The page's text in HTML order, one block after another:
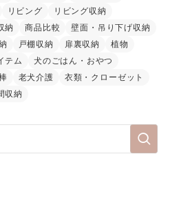
リビング
リビング収納
納 商品比較
壁面・吊り下げ収納
戸棚収納 扉裏収納
植物
テム
犬のごはん・おやつ
老犬介護
衣類・クローゼット
収納